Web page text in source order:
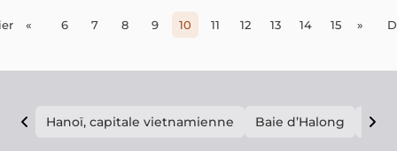
« 6 7 8 9 10 11 12 13 14 15 »
Hanoï, capitale vietnamienne Baie d’Halong E